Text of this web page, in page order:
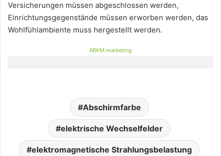
Versicherungen müssen abgeschlossen werden,
Einrichtungsgegenstände müssen erworben werden, das
Wohlfühlambiente muss hergestellt werden.
ARKM.marketing
Abschirmfarbe
elektrische Wechselfelder
elektromagnetische Strahlungsbelastung